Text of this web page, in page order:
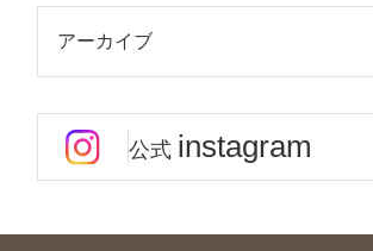
アーカイブ
公式 instagram